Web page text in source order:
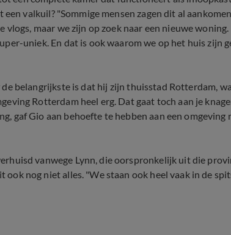
valkuil? "Sommige mensen zagen dit al
maar we zijn op zoek naar een nieuwe
uniek. En dat is ook waarom we op het huis zijn
belangrijkste is dat hij zijn thuisstad Rotterdam,
Rotterdam heel erg. Dat gaat toch aan je
gaf Gio aan behoefte te hebben aan een omgeving
vanwege Lynn, die oorspronkelijk uit die
nog niet alles. "We staan ook heel vaak in de